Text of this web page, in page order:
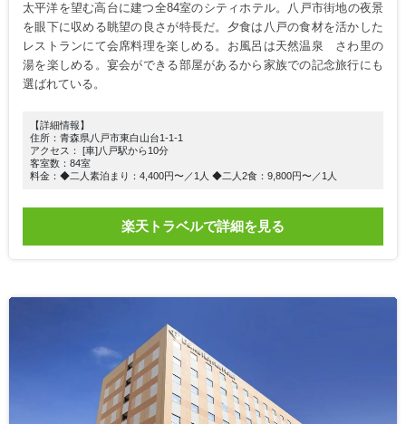
太平洋を望む高台に建つ全84室のシティホテル。八戸市街地の夜景
を眼下に収める眺望の良さが特長だ。夕食は八戸の食材を活かした
レストランにて会席料理を楽しめる。お風呂は天然温泉 さわ里の
湯を楽しめる。宴会ができる部屋があるから家族での記念旅行にも
選ばれている。
【詳細情報】
住所：青森県八戸市東白山台1-1-1
アクセス： [車]八戸駅から10分
客室数：84室
料金：◆二人素泊まり：4,400円〜／1人 ◆二人2食：9,800円〜／1人
楽天トラベルで詳細を見る